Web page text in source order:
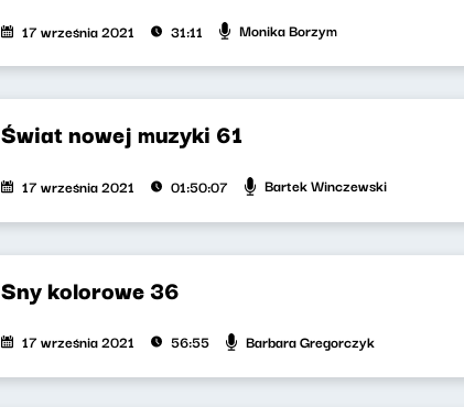
17 września 2021 31:11 Monika Borzym
Świat nowej muzyki 61
17 września 2021 01:50:07 Bartek Winczewski
Sny kolorowe 36
17 września 2021 56:55 Barbara Gregorczyk